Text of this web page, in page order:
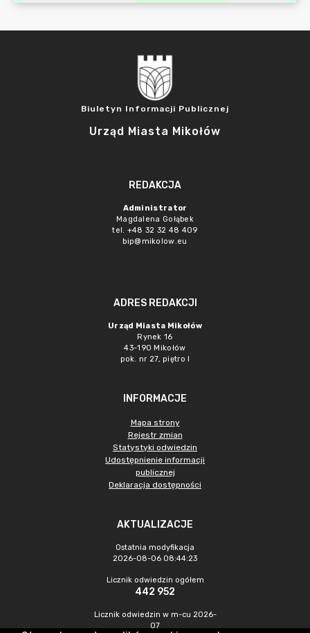
Biuletyn Informacji Publicznej
Urząd Miasta Mikołów
REDAKCJA
Administrator
Magdalena Gołąbek
tel. +48 32 32 48 409
bip@mikolow.eu
ADRES REDAKCJI
Urząd Miasta Mikołów
Rynek 16
43-190 Mikołów
pok. nr 27, piętro I
INFORMACJE
Mapa strony
Rejestr zmian
Statystyki odwiedzin
Udostępnienie informacji
publicznej
Deklaracja dostępności
AKTUALIZACJE
Ostatnia modyfikacja
2026-08-06 08:44:23
Licznik odwiedzin ogółem
442 952
Licznik odwiedzin w m-cu 2026-
07